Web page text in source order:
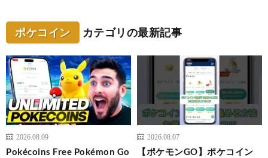
ポケコイン カテゴリの最新記事
2026.08.09
Pokécoins Free Pokémon Go
2026.08.07
【ポケモンGO】ポケコイン